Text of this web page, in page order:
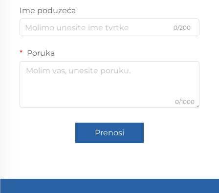
Ime poduzeća
0/200
Poruka
0/1000
Prenosi